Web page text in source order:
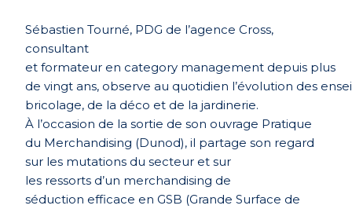
Sébastien Tourné, PDG de l’agence Cross,
consultant
et formateur en category management depuis plus
de vingt ans, observe au quotidien l’évolution des
bricolage, de la déco et de la jardinerie.
À l’occasion de la sortie de son ouvrage Pratique
du Merchandising (Dunod), il partage son regard
sur les mutations du secteur et sur
les ressorts d’un merchandising de
séduction efficace en GSB (Grande Surface de